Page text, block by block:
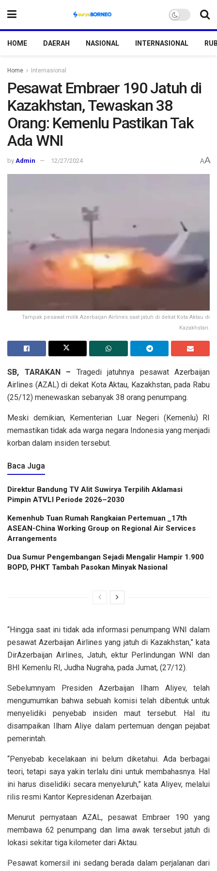
HOME DAERAH NASIONAL INTERNASIONAL
Home Internasional
Pesawat Embraer 190 Jatuh di
Kazakhstan, Tewaskan 38
Orang: Kemenlu Pastikan Tak
Ada WNI
by Admin 12/27/2024 AA
Tampak pesawat milik Azerbaijan Airlines saat jatuh di dekat Kota Aktau di
Kazakhstan.
SB, TARAKAN – Tragedi jatuhnya pesawat Azerbaijan
Airlines (AZAL) di dekat Kota Aktau, Kazakhstan, pada Rabu
(25/12) menewaskan sebanyak 38 orang penumpang.
Meski demikian, Kementerian Luar Negeri (Kemenlu) RI
memastikan tidak ada warga negara Indonesia yang menjadi
korban dalam insiden tersebut.
Baca Juga
Direktur Bandung TV Alit Suwirya Terpilih Aklamasi
Pimpin ATVLI Periode 2026–2030
Kemenhub Tuan Rumah Rangkaian Pertemuan _17th
ASEAN-China Working Group on Regional Air Services
Arrangements
Dua Sumur Pengembangan Sejadi Mengalir Hampir 1.900
BOPD, PHKT Tambah Pasokan Minyak Nasional
“Hingga saat ini tidak ada informasi penumpang WNI dalam
pesawat Azerbaijan Airlines yang jatuh di Kazakhstan,” kata
DirAzerbaijan Airlines, Jatuh, ektur Perlindungan WNI dan
BHI Kemenlu RI, Judha Nugraha, pada Jumat, (27/12).
Sebelumnyam Presiden Azerbaijan Ilham Aliyev, telah
mengumumkan bahwa sebuah komisi telah dibentuk untuk
menyelidiki penyebab insiden maut tersebut. Hal itu
disampaikan Ilham Aliye dalam pertemuan dengan pejabat
pemerintah.
“Penyebab kecelakaan ini belum diketahui. Ada berbagai
teori, tetapi saya yakin terlalu dini untuk membahasnya. Hal
ini harus diselidiki secara menyeluruh,” kata Aliyev, melalui
rilis resmi Kantor Kepresidenan Azerbaijan.
Menurut pernyataan AZAL, pesawat Embraer 190 yang
membawa 62 penumpang dan lima awak tersebut jatuh di
lokasi sekitar tiga kilometer dari Aktau.
Pesawat komersil ini sedang berada dalam perjalanan dari